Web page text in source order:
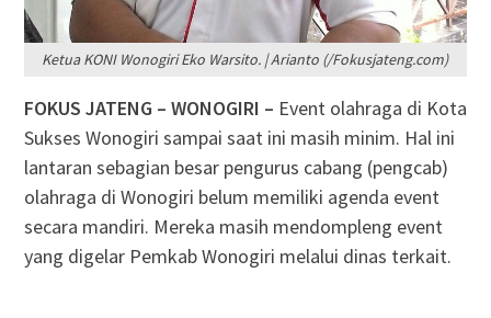
Ketua KONI Wonogiri Eko Warsito. | Arianto (/Fokusjateng.com)
FOKUS JATENG – WONOGIRI – Event olahraga di Kota
Sukses Wonogiri sampai saat ini masih minim. Hal ini
lantaran sebagian besar pengurus cabang (pengcab)
olahraga di Wonogiri belum memiliki agenda event
secara mandiri. Mereka masih mendompleng event
yang digelar Pemkab Wonogiri melalui dinas terkait.